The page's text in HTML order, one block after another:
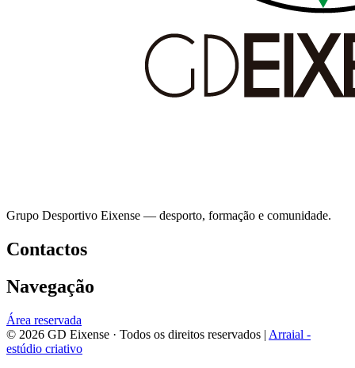
Grupo Desportivo Eixense — desporto, formação e comunidade.
Contactos
Navegação
Área reservada
© 2026 GD Eixense · Todos os direitos reservados | Arraial -
estúdio criativo